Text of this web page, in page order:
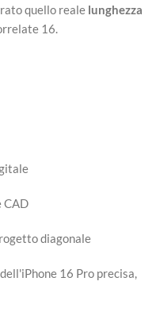
quello reale lunghezza
16.
CAD
diagonale
16 Pro precisa,